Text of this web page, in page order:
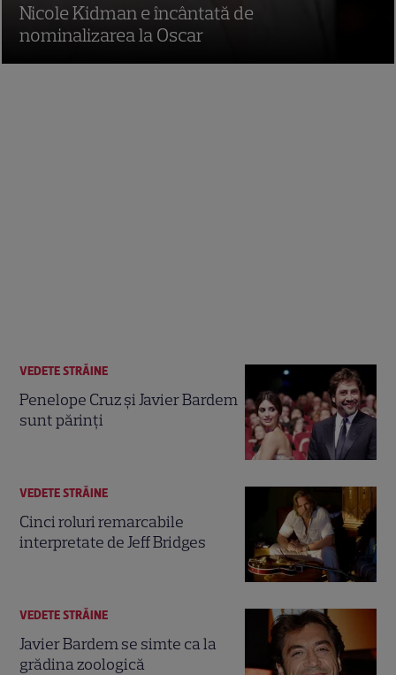
VEDETE STRĂINE
Penelope Cruz şi Javier Bardem
sunt părinţi
VEDETE STRĂINE
Cinci roluri remarcabile
interpretate de Jeff Bridges
VEDETE STRĂINE
Javier Bardem se simte ca la
grădina zoologică
Nicole Kidman e încântată de
nominalizarea la Oscar